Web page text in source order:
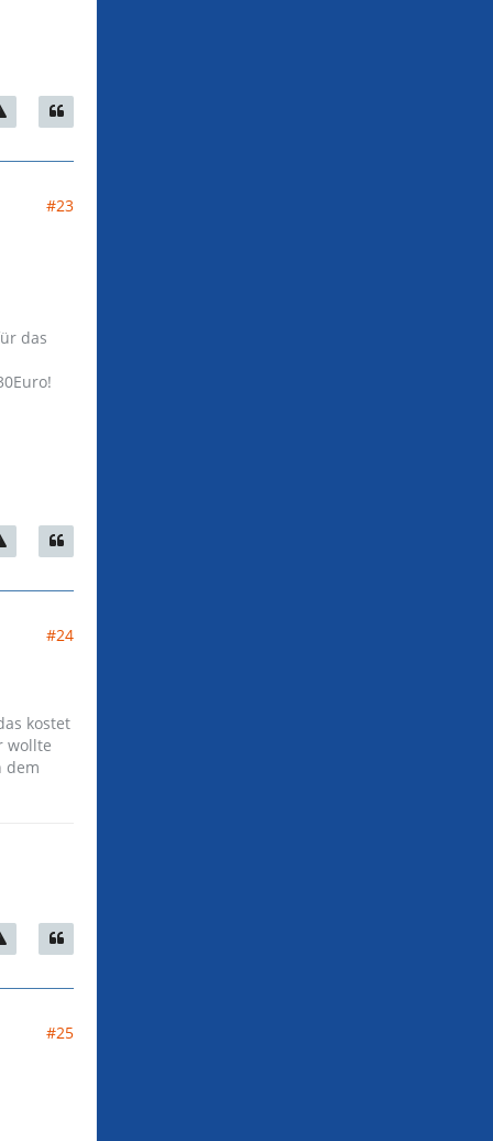
#23
das
#24
kostet
wollte
dem
#25